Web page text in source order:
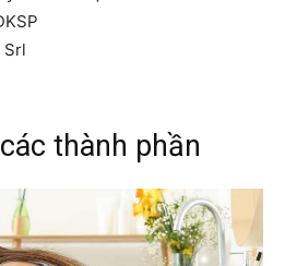
Srl
thành phần